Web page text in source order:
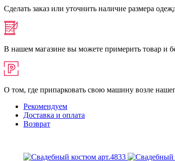
Сделать заказ или уточнить наличие размера
В нашем магазине вы можете примерить товар и
О том, где припарковать свою машину возле
Рекомендуем
Доставка и оплата
Возврат